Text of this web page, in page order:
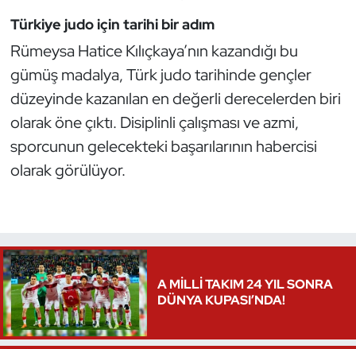
Türkiye judo için tarihi bir adım
Rümeysa Hatice Kılıçkaya’nın kazandığı bu
gümüş madalya, Türk judo tarihinde gençler
düzeyinde kazanılan en değerli derecelerden biri
olarak öne çıktı. Disiplinli çalışması ve azmi,
sporcunun gelecekteki başarılarının habercisi
olarak görülüyor.
A MİLLİ TAKIM 24 YIL SONRA
DÜNYA KUPASI’NDA!
Hava Sporları
Hentbol
İşitme Engelli Sporcular
Judo ve Kuraş
Kayak
Kempo